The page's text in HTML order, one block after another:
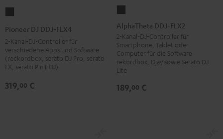
FLX4
Schwarz
Pioneer DJ DDJ-FLX4
2-Kanal-DJ-Controller für
verschiedene Apps und Software
(reckordbox, serato DJ Pro, serato
FX, serato P'nT DJ)
319,00 €
DDJ-
FLX2
Schwarz
AlphaTheta DDJ-FLX2
2-Kanal-DJ-Controller für
Smartphone, Tablet oder
Computer für die Software
rekordbox, Djay sowie Serato DJ
Lite
189,00 €